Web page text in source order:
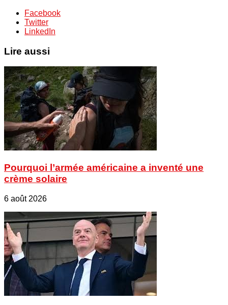
Facebook
Twitter
LinkedIn
Lire aussi
Pourquoi l’armée américaine a inventé une
crème solaire
6 août 2026